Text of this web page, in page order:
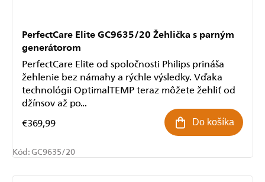
PerfectCare Elite GC9635/20 Žehlička s parným
generátorom
€369,99 Do košíka
PerfectCare Elite od spoločnosti Philips prináša
žehlenie bez námahy a rýchle výsledky. Vďaka
technológii OptimalTEMP teraz môžete žehliť od
džínsov až po...
Kód:GC9635/20